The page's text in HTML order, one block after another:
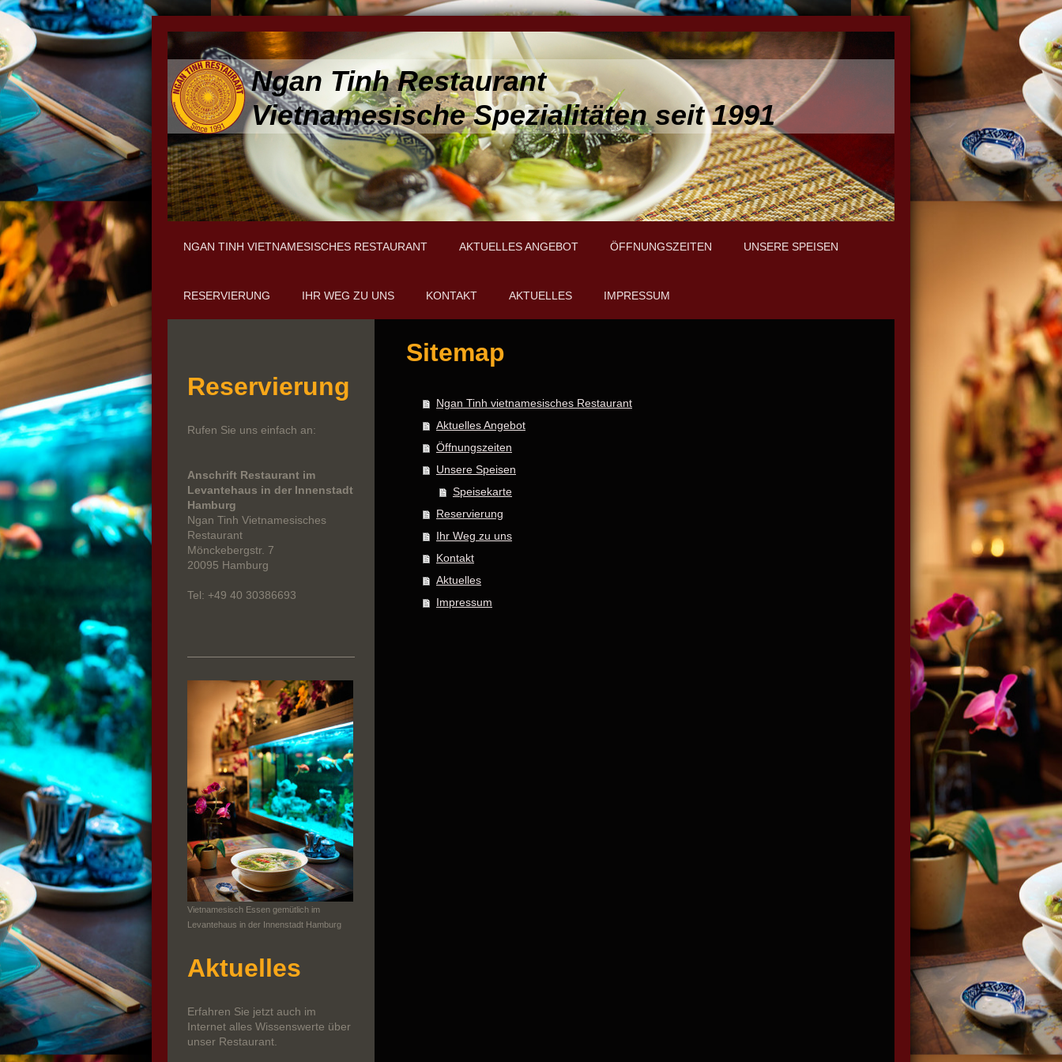
Ngan Tinh Restaurant
Vietnamesische Spezialitäten seit 1991
NGAN TINH VIETNAMESISCHES RESTAURANT AKTUELLES ANGEBOT ÖFFNUNGSZEITEN UNSERE SPEISEN
RESERVIERUNG IHR WEG ZU UNS KONTAKT AKTUELLES IMPRESSUM
Sitemap
Ngan Tinh vietnamesisches Restaurant
Aktuelles Angebot
Öffnungszeiten
Unsere Speisen
Speisekarte
Reservierung
Ihr Weg zu uns
Kontakt
Aktuelles
Impressum
Reservierung
Rufen Sie uns einfach an:
Anschrift Restaurant im
Levantehaus in der Innenstadt
Hamburg
Ngan Tinh Vietnamesisches
Restaurant
Mönckebergstr. 7
20095 Hamburg
Tel: +49 40 30386693
Vietnamesisch Essen gemütlich im
Levantehaus in der Innenstadt Hamburg
Aktuelles
Erfahren Sie jetzt auch im
Internet alles Wissenswerte über
unser Restaurant.